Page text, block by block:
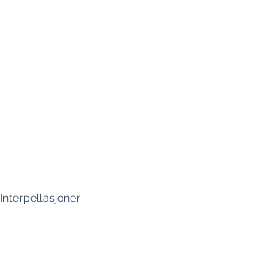
Interpellasjoner